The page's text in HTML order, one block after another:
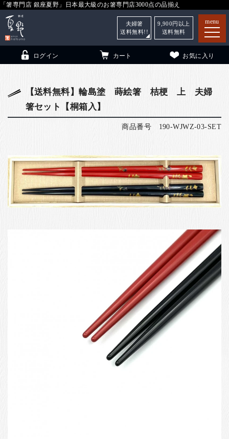
「箸専門店 銀座夏野」日本最大級のお箸専門店3000点の品揃え
menu
箸（贈答用・自宅用）
銀座夏野・箸長について
こども和食器 小夏について
ご利用ガイド
ログイン カート お気に入り
夫婦箸
送料無料!!
9,900 円以上
送料無料
【送料無料】輪島塗 蒔絵箸 桔梗 上 夫婦
箸セット【桐箱入】
商品番号 190-WJWZ-03-SET